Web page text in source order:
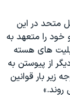
متحد در اين
را متعهد به
های هسته
از پيوستن به
بار قوانين
روند.»